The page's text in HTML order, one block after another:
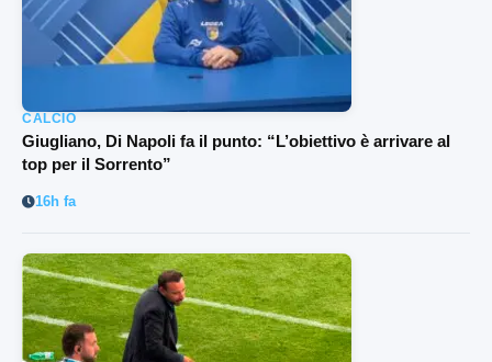
CALCIO
Giugliano, Di Napoli fa il punto: “L’obiettivo è arrivare al
top per il Sorrento”
16h fa